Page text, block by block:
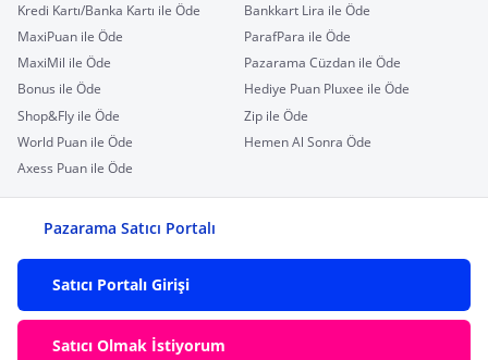
Kredi Kartı/Banka Kartı ile Öde
Bankkart Lira ile Öde
MaxiPuan ile Öde
ParafPara ile Öde
MaxiMil ile Öde
Pazarama Cüzdan ile Öde
Bonus ile Öde
Hediye Puan Pluxee ile Öde
Shop&Fly ile Öde
Zip ile Öde
World Puan ile Öde
Hemen Al Sonra Öde
Axess Puan ile Öde
Pazarama Satıcı Portalı
Satıcı Portalı Girişi
Satıcı Olmak İstiyorum